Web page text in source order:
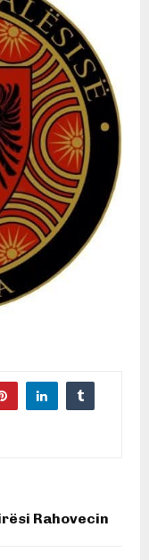
Rahovecin